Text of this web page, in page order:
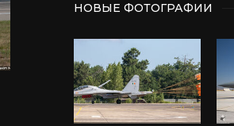
НОВЫЕ ФОТОГРАФИИ